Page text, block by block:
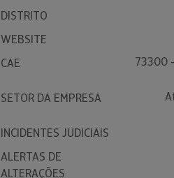
DISTRITO
WEBSITE
CAE
73300
SETOR DA EMPRESA
INCIDENTES JUDICIAIS
ALERTAS DE
ALTERAÇÕES